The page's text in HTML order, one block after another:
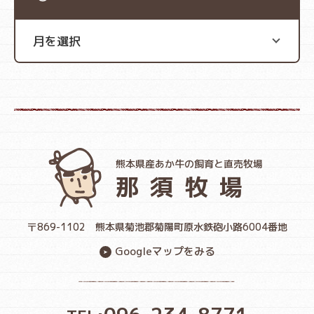
熊本県産あか牛の飼育と直売牧場
那須牧場
〒869-1102 熊本県菊池郡菊陽町原水鉄砲小路6004番地
Googleマップをみる